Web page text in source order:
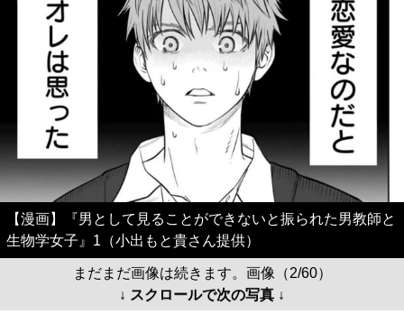
【漫画】『男として見ることができないと振られた男教師と
生物学女子』1（小出もと貴さん提供）
まだまだ画像は続きます。画像（2/60）
↓ スクロールで次の写真 ↓